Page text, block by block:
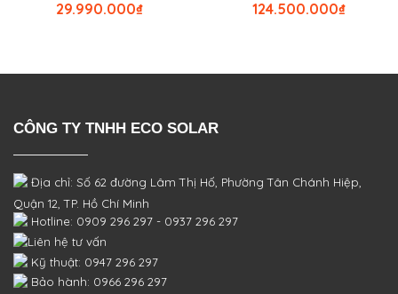
₫
29.990.000 ₫
124.500.000
CÔNG TY TNHH ECO SOLAR
Địa chỉ: Số 62 đường Lâm Thị Hố, PhườngTân Chánh Hiệp,
Quận 12, TP. Hồ Chí Minh
Hotline: 0909 296 297 - 0937 296 297
Liên hệ tư vấn
Kỹ thuật: 0947 296 297
Bảo hành: 0966 296 297